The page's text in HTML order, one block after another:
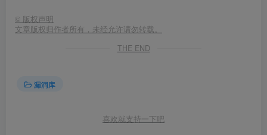
© 版权声明
文章版权归作者所有，未经允许请勿转载。
THE END
漏洞库
喜欢就支持一下吧